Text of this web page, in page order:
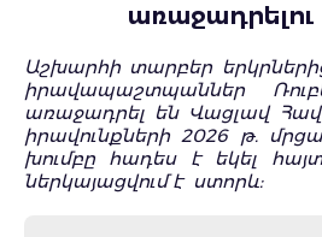
Աշխարհի տարբեր
իրավապաշտպաններ
առաջադրել են Վացլավ
իրավունքների 2026 թ.
խումբը հադես է եկել
ներկայացվում է ստորև: